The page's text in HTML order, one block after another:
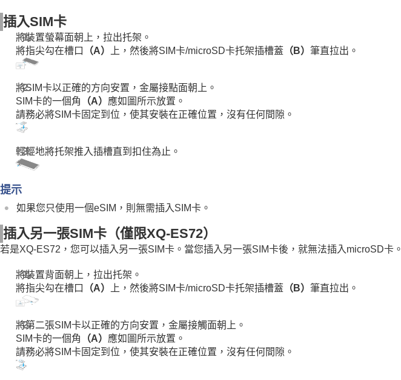
設定
維護
網際網路和網路
連線
裝置安全
使用、協助工具和法律資訊的注意事項
插入SIM卡
將裝置螢幕面朝上，拉出托架。
將指尖勾在槽口
（A） 上，然後將SIM卡/microSD卡托架插槽蓋 （B） 筆直拉出。
將SIM卡以正確的方向安置，金屬接點面朝上。
SIM卡的一個角
（A） 應如圖所示放置。
請務必將SIM卡固定到位，使其安裝在正確位置，沒有任何間隙。
輕輕地將托架推入插槽直到扣住為止。
提示
如果您只使用一個eSIM，則無需插入SIM卡。
插入另一張SIM卡（僅限XQ-ES72）
若是XQ-ES72，您可以插入另一張SIM卡。當您插入另一張SIM卡後，就無法插入microSD卡。
將裝置背面朝上，拉出托架。
將指尖勾在槽口
（A） 上，然後將SIM卡/microSD卡托架插槽蓋 （B） 筆直拉出。
將第二張SIM卡以正確的方向安置，金屬接觸面朝上。
SIM卡的一個角
（A） 應如圖所示放置。
請務必將SIM卡固定到位，使其安裝在正確位置，沒有任何間隙。